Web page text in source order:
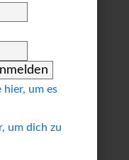
hier, um es
um dich zu